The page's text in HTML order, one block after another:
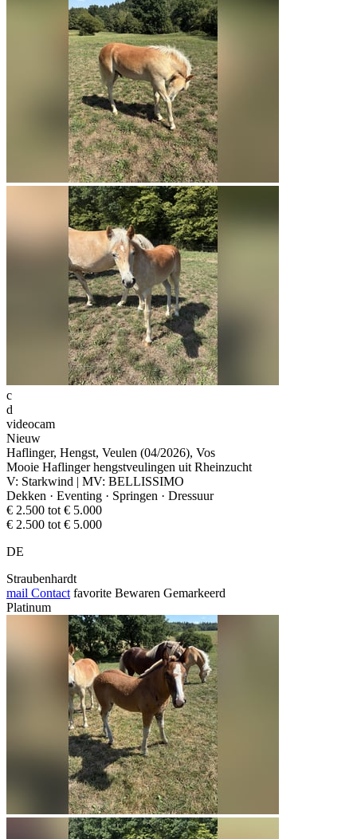
c
d
videocam
Nieuw
Haflinger, Hengst, Veulen (04/2026), Vos
Mooie Haflinger hengstveulingen uit Rheinzucht
V: Starkwind | MV: BELLISSIMO
Dekken · Eventing · Springen · Dressuur
€ 2.500 tot € 5.000
€ 2.500 tot € 5.000
DE
Straubenhardt
mail Contact favorite Bewaren Gemarkeerd
Platinum